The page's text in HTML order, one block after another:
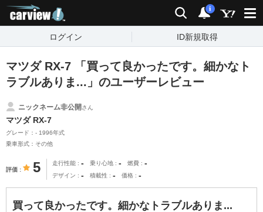
検索 通知
i
ログイン ID新規取得
マツダ RX-7 「買って良かったです。細かなト
ラブルありま...」のユーザーレビュー
ニックネーム非公開さん
マツダ RX-7
グレード：- 1996年式
乗車形式：その他
評価 5 走行性能 - 乗り心地 - 燃費 -
デザイン - 積載性 - 価格 -
買って良かったです。細かなトラブルありま...